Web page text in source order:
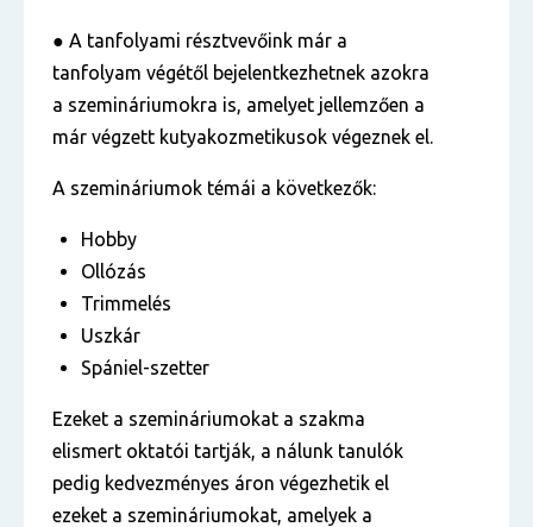
● A tanfolyami résztvevőink már a
tanfolyam végétől bejelentkezhetnek azokra
a szemináriumokra is, amelyet jellemzően a
már végzett kutyakozmetikusok végeznek el.
A szemináriumok témái a következők:
Hobby
Ollózás
Trimmelés
Uszkár
Spániel-szetter
Ezeket a szemináriumokat a szakma
elismert oktatói tartják, a nálunk tanulók
pedig kedvezményes áron végezhetik el
ezeket a szemináriumokat, amelyek a